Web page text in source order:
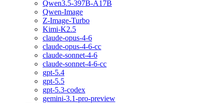
Qwen3.5-397B-A17B
Qwen-Image
Z-Image-Turbo
Kimi-K2.5
claude-opus-4-6
claude-opus-4-6-cc
claude-sonnet-4-6
claude-sonnet-4-6-cc
gpt-5.4
gpt-5.5
gpt-5.3-codex
gemini-3.1-pro-preview